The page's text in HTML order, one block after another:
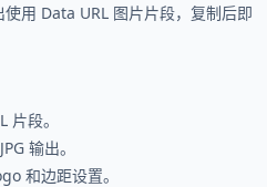
用 Data URL 图片片段，复制后即
段。
输出。
和边距设置。